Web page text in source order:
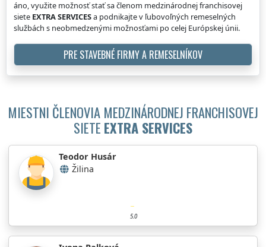
áno, využite možnosť stať sa členom medzinárodnej franchisovej
siete EXTRA SERVICESa podnikajte v ľubovoľných remeselných
službách s neobmedzenými možnosťami po celej Európskej únii.
PRE STAVEBNÉ FIRMY A REMESELNÍKOV
MIESTNI ČLENOVIA MEDZINÁRODNEJ FRANCHISOVEJ
SIETE EXTRA SERVICES
Teodor Husár
Žilina
5.0